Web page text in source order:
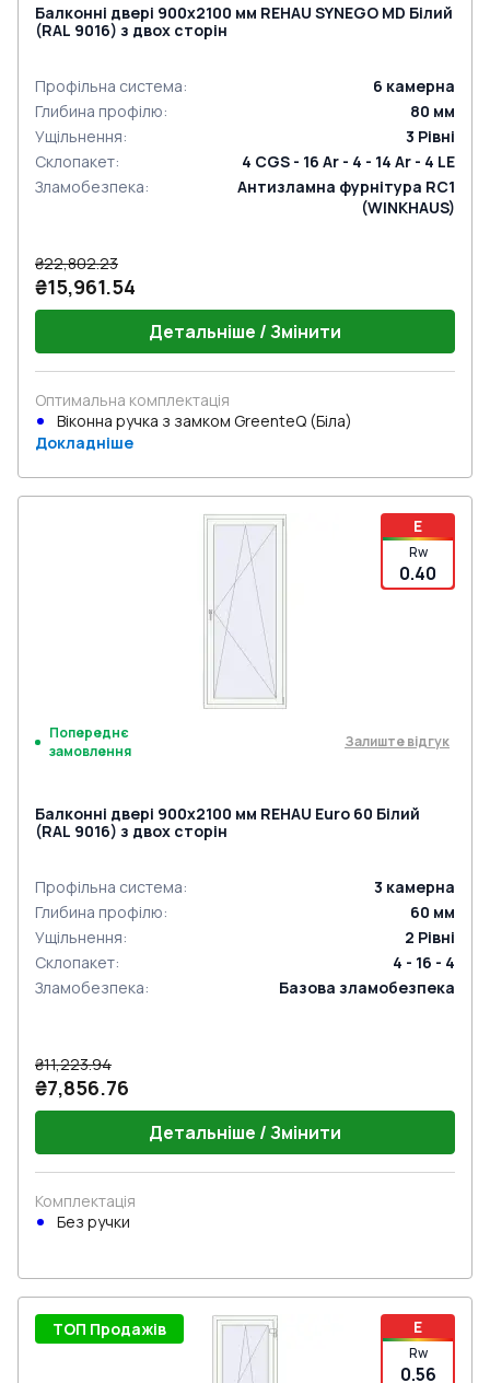
Балконні двері 900x2100 мм REHAU SYNEGO MD Білий
(RAL 9016) з двох сторін
Профільна система: 6 камерна
Глибина профілю: 80 мм
Ущільнення: 3 Рівні
Склопакет:
4 CGS - 16 Ar - 4 - 14 Ar - 4 LE
Зламобезпека:
Антизламна фурнітура RC1
(WINKHAUS)
₴22,802.23
₴15,961.54
Детальніше / Змінити
Оптимальна комплектація
Віконна ручка з замком GreenteQ (Біла)
Докладніше
E
Rw
0.40
Попереднє
замовлення
Залиште відгук
Балконні двері 900x2100 мм REHAU Euro 60 Білий
(RAL 9016) з двох сторін
Профільна система: 3 камерна
Глибина профілю: 60 мм
Ущільнення: 2 Рівні
Склопакет:
4 - 16 - 4
Зламобезпека: Базова зламобезпека
₴11,223.94
₴7,856.76
Детальніше / Змінити
Комплектація
Без ручки
E
Rw
0.56
ТОП Продажів